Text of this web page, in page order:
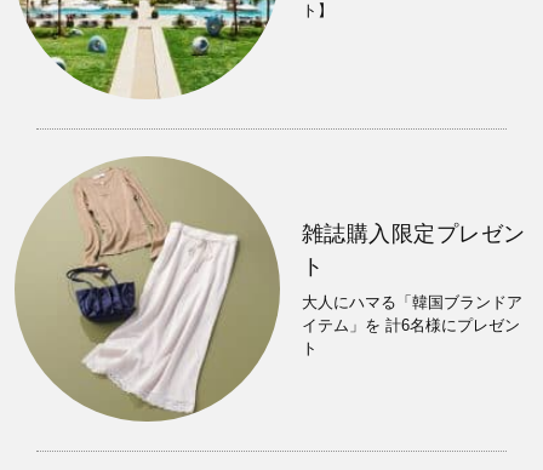
ト】
雑誌購入限定プレゼン
ト
大人にハマる「韓国ブランドア
イテム」を 計6名様にプレゼン
ト